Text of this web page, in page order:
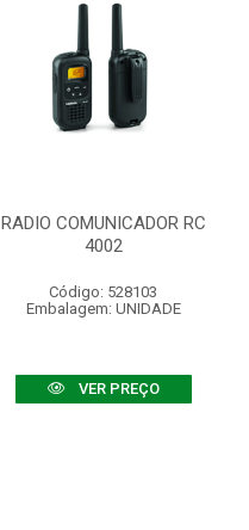
RADIO COMUNICADOR RC
4002
Código: 528103
Embalagem: UNIDADE
VER PREÇO